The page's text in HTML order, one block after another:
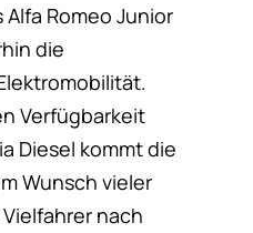
Romeo Junior
die
Verfügbarkeit
Diesel kommt die
Wunsch vieler
nach